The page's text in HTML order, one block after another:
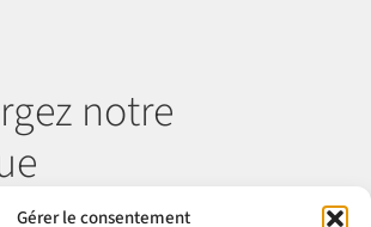
Gérer le consentement
notre